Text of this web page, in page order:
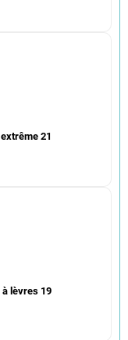
21
lèvres 19